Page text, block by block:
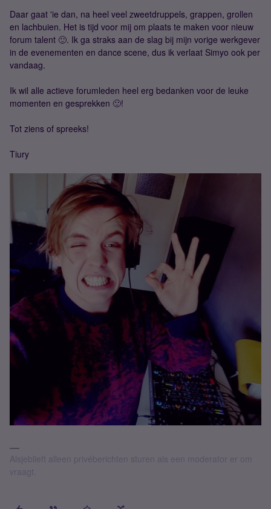
Daar gaat 'ie dan, na heel veel zweetdruppels, grappen, grollen
en lachbuien. Het is tijd voor mij om plaats te maken voor nieuw
forum talent 🙂. Ik ga straks aan de slag bij mijn vorige werkgever
in de evenementen en dance scene, dus ik verlaat Simyo ook per
vandaag.
Ik wil alle actieve forumleden heel erg bedanken voor de leuke
momenten en gesprekken 🙂!
Tot ziens of spreeks!
Tiury
Alsjeblieft alleen privéberichten sturen als een moderator er om
vraagt.